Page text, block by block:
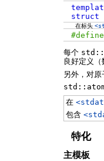
struct
在标头
每个
良好定义
另外，对
在
包含
特化
主模板